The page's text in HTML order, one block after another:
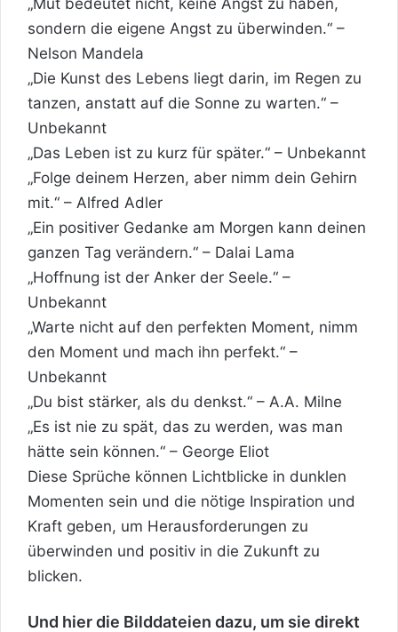
sondern die eigene Angst zu überwinden.“ –
Nelson Mandela
„Die Kunst des Lebens liegt darin, im Regen zu
tanzen, anstatt auf die Sonne zu warten.“ –
Unbekannt
„Das Leben ist zu kurz für später.“ – Unbekannt
„Folge deinem Herzen, aber nimm dein Gehirn
mit.“ – Alfred Adler
„Ein positiver Gedanke am Morgen kann deinen
ganzen Tag verändern.“ – Dalai Lama
„Hoffnung ist der Anker der Seele.“ –
Unbekannt
„Warte nicht auf den perfekten Moment, nimm
den Moment und mach ihn perfekt.“ –
Unbekannt
„Du bist stärker, als du denkst.“ – A.A. Milne
„Es ist nie zu spät, das zu werden, was man
hätte sein können.“ – George Eliot
Diese Sprüche können Lichtblicke in dunklen
Momenten sein und die nötige Inspiration und
Kraft geben, um Herausforderungen zu
überwinden und positiv in die Zukunft zu
blicken.
Und hier die Bilddateien dazu, um sie direkt